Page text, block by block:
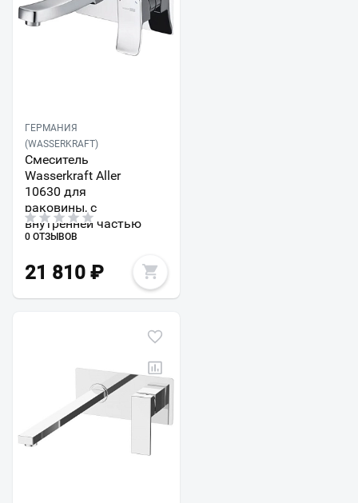
ГЕРМАНИЯ
(WASSERKRAFT)
Смеситель
Wasserkraft Aller
10630 для
раковины, с
внутренней частью
0 ОТЗЫВОВ
21 810 ₽